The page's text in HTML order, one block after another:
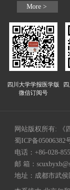
More >
四川大学学报医学版
微信订阅号
网站版权所有: 《
蜀ICP备05006382
电话：+86-028-
邮 箱：
地址：成都市武